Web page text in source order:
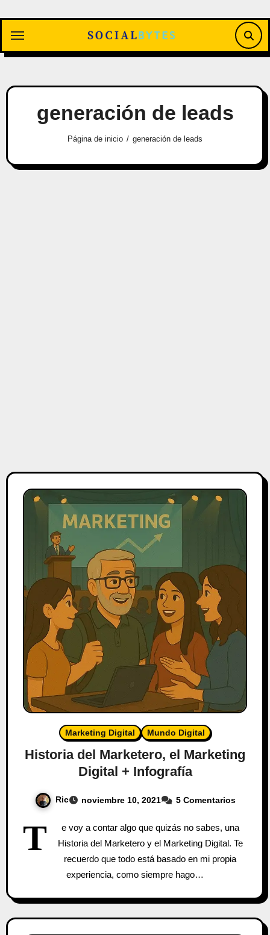
contenido
generación de leads
Página de inicio generación de leads
Marketing Digital Mundo Digital
Historia del Marketero, el Marketing
Digital + Infografía
Ric noviembre 10, 2021 5 Comentarios
T
e voy a contar algo que quizás no sabes, una
Historia del Marketero y el Marketing Digital. Te
recuerdo que todo está basado en mi propia
experiencia, como siempre hago…